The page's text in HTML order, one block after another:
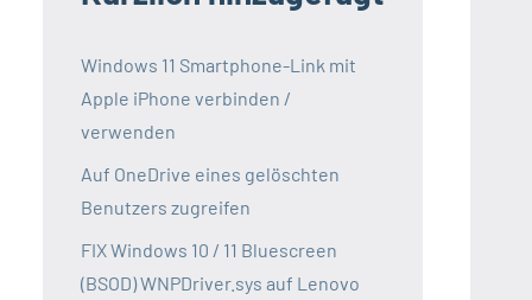
Windows 11 Smartphone-Link mit
Apple iPhone verbinden /
verwenden
Auf OneDrive eines gelöschten
Benutzers zugreifen
FIX Windows 10 / 11 Bluescreen
(BSOD) WNPDriver.sys auf Lenovo